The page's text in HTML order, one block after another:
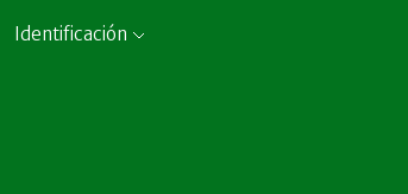
Identificación